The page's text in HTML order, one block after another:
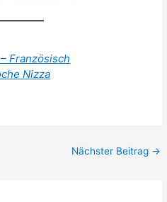
Französisch
Nizza
Nächster Beitrag →